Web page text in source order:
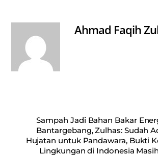
pp Ahmad Faqih
Sampah Jadi Bahan Bakar
Bantargebang, Zulhas: Sudah
Hujatan untuk Pandawara, Bukti
Lingkungan di Indonesia